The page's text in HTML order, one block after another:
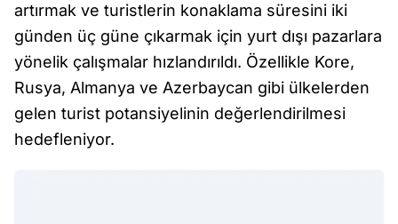
artırmak ve turistlerin konaklama süresini iki
günden üç güne çıkarmak için yurt dışı pazarlara
yönelik çalışmalar hızlandırıldı. Özellikle Kore,
Rusya, Almanya ve Azerbaycan gibi ülkelerden
gelen turist potansiyelinin değerlendirilmesi
hedefleniyor.